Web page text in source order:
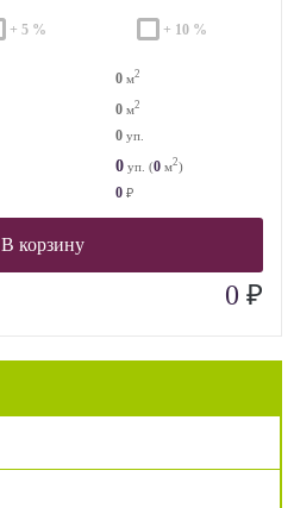
+ 5 % + 10 %
0 м2
0 м2
0 уп.
0 уп. (0 м2)
0 ₽
В корзину
0 ₽